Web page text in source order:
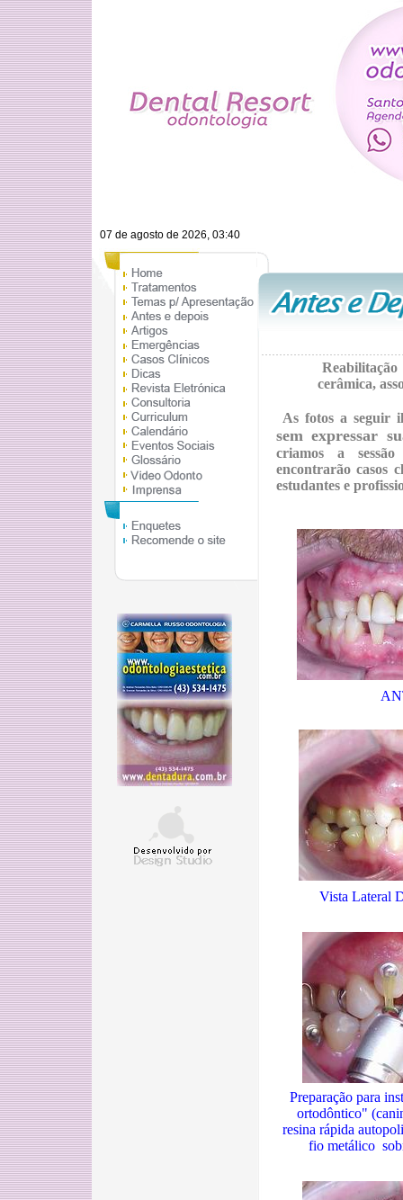
07 de agosto de 2026, 03:40
cerâmica,
As fotos a seguir
sem expressar
criamos a
encontrarão casos
estudantes e
Vista Lateral
Preparação para
ortodôntico"
resina rápida
fio metálico